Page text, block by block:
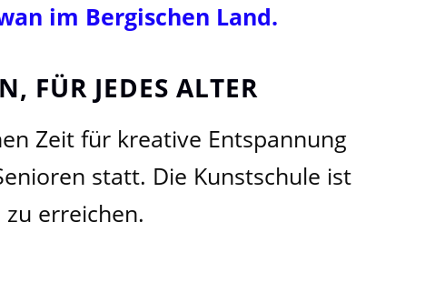
im Bergischen Land.
FÜR JEDES ALTER
Zeit für kreative Entspannung
statt. Die Kunstschule ist
erreichen.